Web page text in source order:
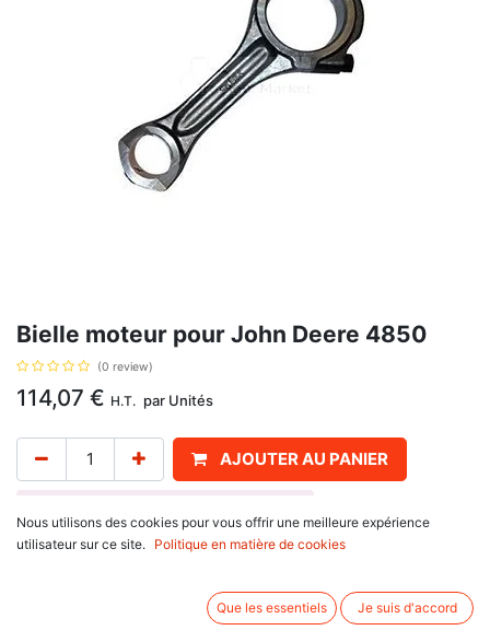
Bielle moteur pour John Deere 4850
(0 review)
114,07 € H.T. par Unités
AJOUTER AU PANIER
Pour John Deere : 4050 E, 4055, 4240 S, 4250, 4255, 4350, 4450, 4455,
8100, 8200, 8300, 8430, 8440, 8450, 8560, 8570. bielle moteur, avec
pour référence d'origine AR93341, SE500498, R71074
Nous utilisons des cookies pour vous offrir une meilleure expérience
utilisateur sur ce site.
Politique en matière de cookies
Que les essentiels Je suis d'accord